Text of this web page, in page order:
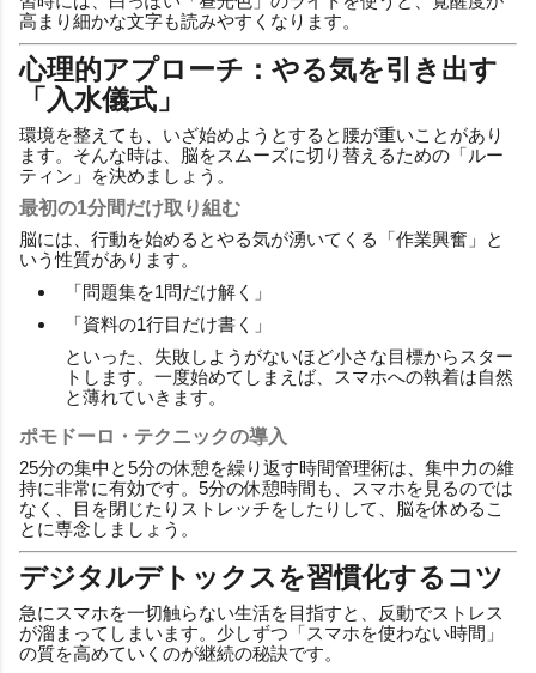
高まり細かな文字も読みやすくなります。
心理的アプローチ：やる気を引き出す
「入水儀式」
環境を整えても、いざ始めようとすると腰が重いことがあり
ます。そんな時は、脳をスムーズに切り替えるための「ルー
ティン」を決めましょう。
最初の1分間だけ取り組む
脳には、行動を始めるとやる気が湧いてくる「作業興奮」と
いう性質があります。
「問題集を1問だけ解く」
「資料の1行目だけ書く」
といった、失敗しようがないほど小さな目標からスター
トします。一度始めてしまえば、スマホへの執着は自然
と薄れていきます。
ポモドーロ・テクニックの導入
25分の集中と5分の休憩を繰り返す時間管理術は、集中力の維
持に非常に有効です。5分の休憩時間も、スマホを見るのでは
なく、目を閉じたりストレッチをしたりして、脳を休めるこ
とに専念しましょう。
デジタルデトックスを習慣化するコツ
急にスマホを一切触らない生活を目指すと、反動でストレス
が溜まってしまいます。少しずつ「スマホを使わない時間」
の質を高めていくのが継続の秘訣です。